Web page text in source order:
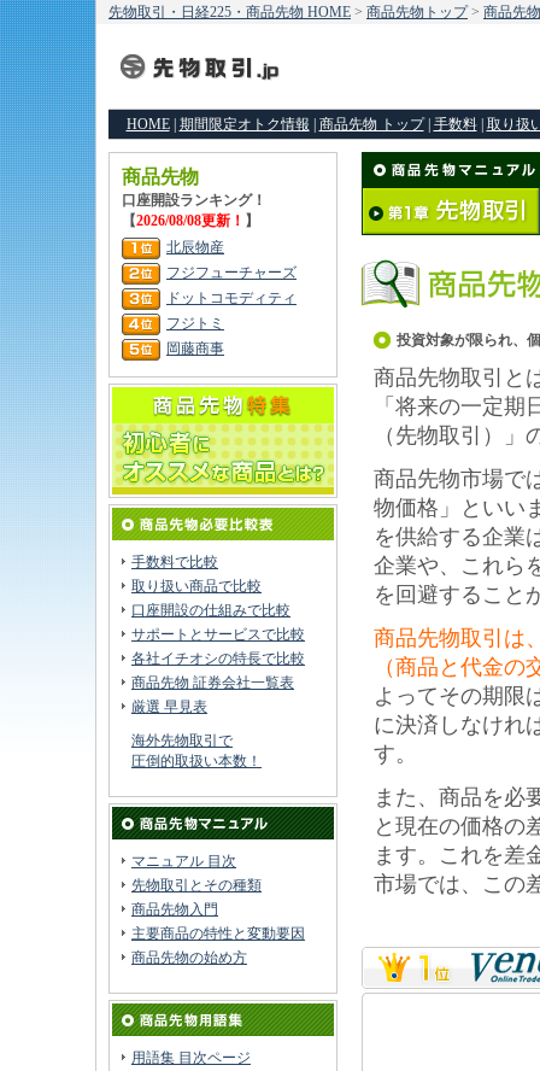
先物取引・日経225・商品先物 HOME > 商品先物トップ> 商品先
HOME| 期間限定オトク情報 商品先物 トップ| 手数料| 取り扱
商品先物
口座開設ランキング！
【2026/08/08更新！ 】
北辰物産
フジフューチャーズ
ドットコモディティ
フジトミ
岡藤商事
手数料で比較
取り扱い商品で比較
口座開設の仕組みで比較
サポートとサービスで比較
各社イチオシの特長で比較
商品先物 証券会社一覧表
厳選 早見表
海外先物取引で
圧倒的取扱い本数！
マニュアル 目次
先物取引とその種類
商品先物入門
主要商品の特性と変動要因
商品先物の始め方
用語集 目次ページ
投資対象が限られ、
商品先物取引と
「将来の一定
（先物取引）」
商品先物市場で
物価格」といい
を供給する企業
企業や、これら
を回避すること
商品先物取引は
（商品と代金
よってその期限
に決済しなけれ
す。
また、商品を必
と現在の価格の
ます。これを差
市場では、この